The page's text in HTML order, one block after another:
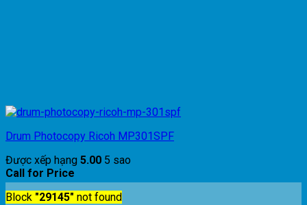
Drum Photocopy Ricoh MP301SPF
Được xếp hạng 5.00 5 sao
Call for Price
Block "29145" not found